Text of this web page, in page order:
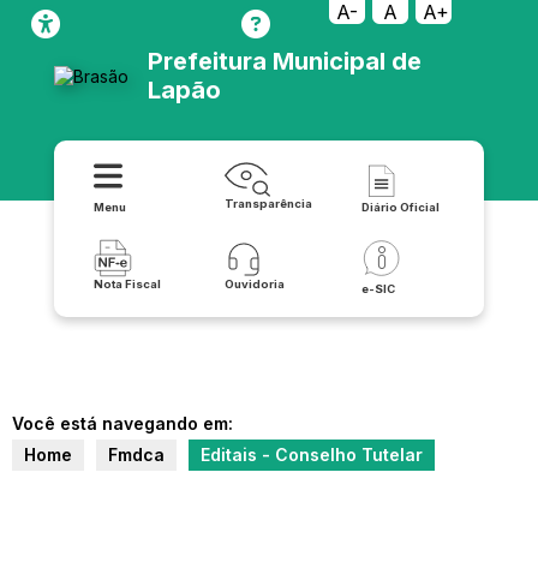
A- A A+
Prefeitura Municipal de
Lapão
Menu Transparência Diário Oficial
Nota Fiscal Ouvidoria e-SIC
Você está navegando em:
Home
Fmdca Editais - Conselho Tutelar